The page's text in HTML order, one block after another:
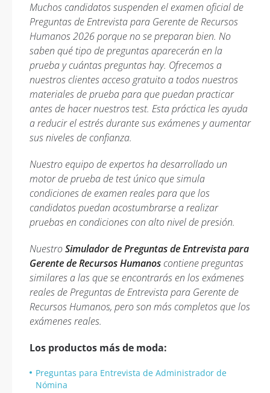
Muchos candidatos suspenden el examen oficial de
Preguntas de Entrevista para Gerente de Recursos
Humanos 2026 porque no se preparan bien. No
saben qué tipo de preguntas aparecerán en la
prueba y cuántas preguntas hay. Ofrecemos a
nuestros clientes acceso gratuito a todos nuestros
materiales de prueba para que puedan practicar
antes de hacer nuestros test. Esta práctica les ayuda
a reducir el estrés durante sus exámenes y aumentar
sus niveles de confianza.
Nuestro equipo de expertos ha desarrollado un
motor de prueba de test único que simula
condiciones de examen reales para que los
candidatos puedan acostumbrarse a realizar
pruebas en condiciones con alto nivel de presión.
NuestroSimulador de Preguntas de Entrevista para
Gerente de Recursos Humanoscontiene preguntas
similares a las que se encontrarás en los exámenes
reales de Preguntas de Entrevista para Gerente de
Recursos Humanos, pero son más completos que los
exámenes reales.
Los productos más de moda:
Preguntas para Entrevista de Administrador de
Nómina